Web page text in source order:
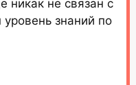
никак не связан с
знаний по